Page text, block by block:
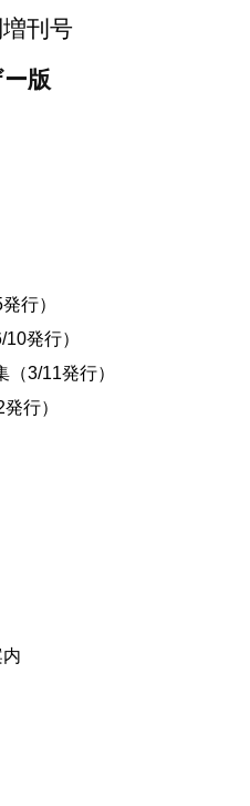
刊号
版
行）
発行）
3/11発行）
行）